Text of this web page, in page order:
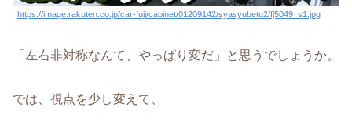
https://image.rakuten.co.jp/car-fuji/cabinet/01209142/syasyubetu2/fj5049_s1.jpg
「左右非対称なんて、やっぱり変だ」と思うでしょうか。
では、視点を少し変えて、